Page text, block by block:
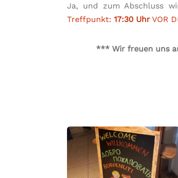
Ja, und zum Abschluss
Treffpunkt:17:30 Uhr VOR
*** Wir freuen uns